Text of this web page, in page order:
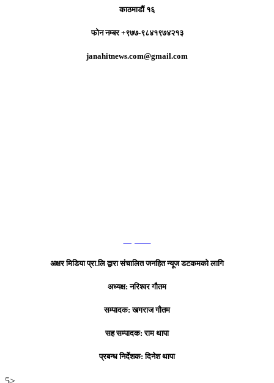
काठमाडौं १६
फोन नम्बर +९७७-९८४१९७४२१३
janahitnews.com@gmail.com
अक्षर मिडिया प्रा.लि द्वारा संचालित जनहित न्यूज डटकमको लागि
अध्यक्ष: नरिश्वर गौतम
सम्पादक: खगराज गौतम
सह सम्पादक: राम थापा
प्रबन्ध निर्देशक: दिनेश थापा
5>